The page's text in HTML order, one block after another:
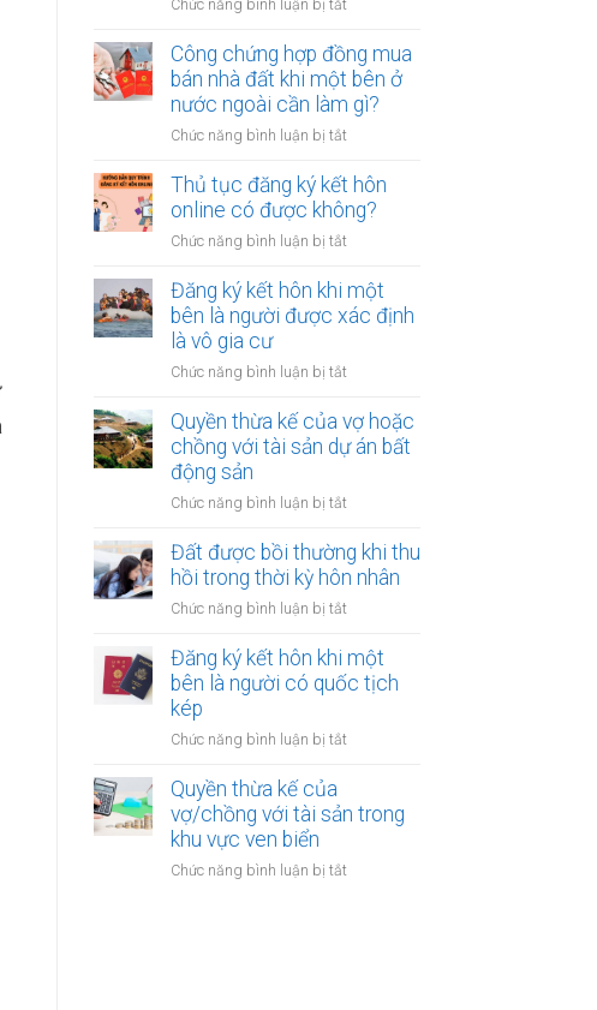
bao
tiền
cho
quỹ
Chức năng bình luận bị tắt
nên
vay
tiền
để
sửa
khi
tài
Công chứng hợp đồng mua
bán nhà đất khi một bên ở
nước ngoài cần làm gì?
Chức năng bình luận bị tắt
chứng
hợp
đồng
mua
nhà
đất
nước
ngoài
Thủ tục đăng ký kết hôn
online có được không?
Chức năng bình luận bị tắt
tục
đăng
hôn
có
được
Đăng ký kết hôn khi một
bên là người được xác định
là vô gia cư
Chức năng bình luận bị tắt
ký
kết
một
là
người
là
vô
Quyền thừa kế của vợ hoặc
chồng với tài sản dự án bất
động sản
Chức năng bình luận bị tắt
thừa
kế
vợ
chồng
với
động
Đất được bồi thường khi thu
hồi trong thời kỳ hôn nhân
Chức năng bình luận bị tắt
được
bồi
thường
thu
thời
Đăng ký kết hôn khi một
bên là người có quốc tịch
kép
Chức năng bình luận bị tắt
kết
một
Quyền thừa kế của
vợ/chồng với tài sản trong
khu vực ven biển
Chức năng bình luận bị tắt